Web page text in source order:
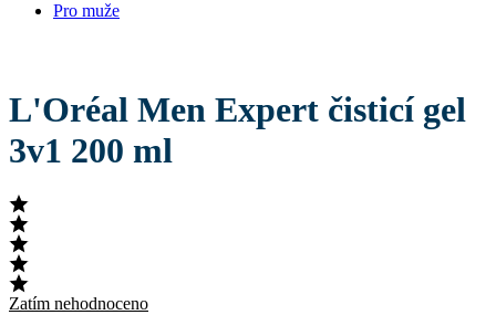
Pro muže
L'Oréal Men Expert čisticí gel
3v1 200 ml
Zatím nehodnoceno